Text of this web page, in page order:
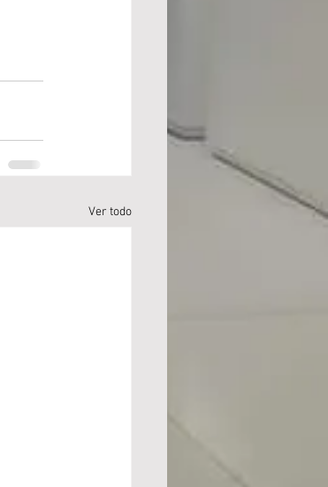
Ver todo